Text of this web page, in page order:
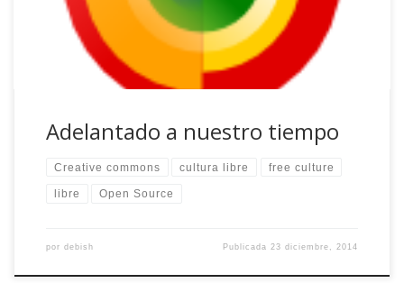
de principios, para que nos entendamos. Va de la […]
Adelantado a nuestro tiempo
Creative commons cultura libre free culture
libre Open Source
por debish Publicada 23 diciembre, 2014